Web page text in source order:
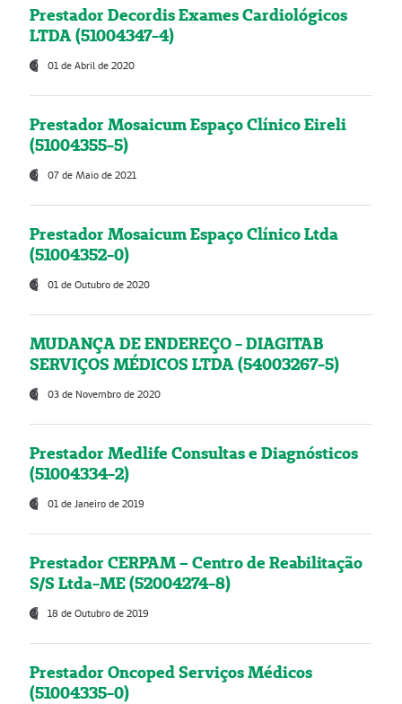
Prestador Decordis Exames Cardiológicos
LTDA (51004347-4)
01 de Abril de 2020
Prestador Mosaicum Espaço Clínico Eireli
(51004355-5)
07 de Maio de 2021
Prestador Mosaicum Espaço Clínico Ltda
(51004352-0)
01 de Outubro de 2020
MUDANÇA DE ENDEREÇO - DIAGITAB
SERVIÇOS MÉDICOS LTDA (54003267-5)
03 de Novembro de 2020
Prestador Medlife Consultas e Diagnósticos
(51004334-2)
01 de Janeiro de 2019
Prestador CERPAM – Centro de Reabilitação
S/S Ltda-ME (52004274-8)
18 de Outubro de 2019
Prestador Oncoped Serviços Médicos
(51004335-0)